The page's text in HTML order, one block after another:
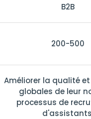
B2B
200-500
Améliorer la qualité
globales de leur
processus de